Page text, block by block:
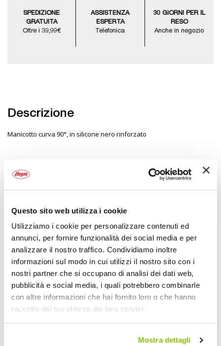
Questo sito web utilizza i cookie
Utilizziamo i cookie per personalizzare contenuti ed
annunci, per fornire funzionalità dei social media e per
analizzare il nostro traffico. Condividiamo inoltre
informazioni sul modo in cui utilizzi il nostro sito con i
nostri partner che si occupano di analisi dei dati web,
pubblicità e social media, i quali potrebbero combinarle
con altre informazioni che hai fornito loro o che hanno
raccolto dal tuo utilizzo dei loro servizi.
Mostra dettagli
SPEDIZIONE
GRATUITA
Oltre i 39,99€
ASSISTENZA
ESPERTA
Telefonica
30 GIORNI PER IL
RESO
Anche in negozio
Descrizione
Manicotto curva 90°, in silicone nero rinforzato
Specifiche tecniche
Maggiori 1770456
No
Auto
Kit installazione e accessori
Nero
Diam. interno 51mm 102mm
MANITOR
Silicone Nero Diam. interno 51mm 102mm